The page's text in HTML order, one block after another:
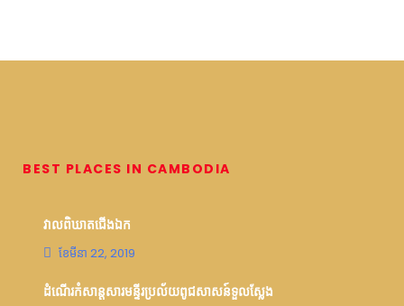
BEST PLACES IN CAMBODIA
វាលពិឃាតជើងឯក
ខែ​មីនា 22, 2019
ដំណើរកំសាន្តសារមន្ទីរប្រល័យពូជសាសន៍ទួលស្លែង